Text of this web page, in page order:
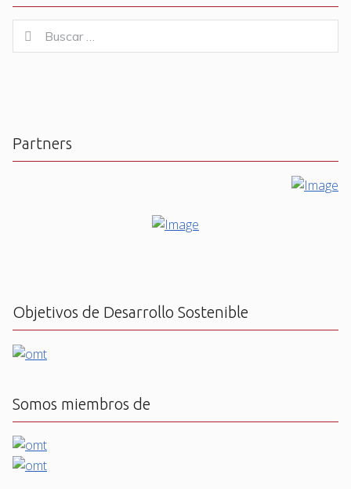
for:
Buscar
Partners
Objetivos de Desarrollo Sostenible
Somos miembros de